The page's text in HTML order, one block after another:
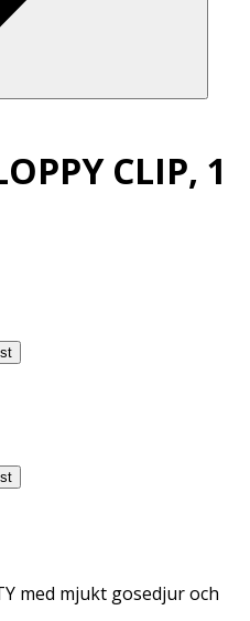
CLIP, 1
med mjukt gosedjur och